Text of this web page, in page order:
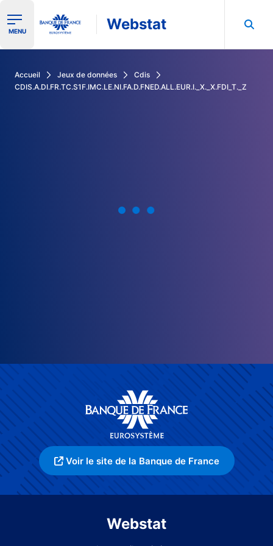
Ouvrir le menu de navigation
MENU Webstat
Accueil Jeux de données
Cdis
CDIS.A.DI.FR.TC.S1F.IMC.LE.NI.FA.D.FNED.ALL.EUR.I._X._X.FDI_T._Z
Voir le site de la Banque de France
Webstat